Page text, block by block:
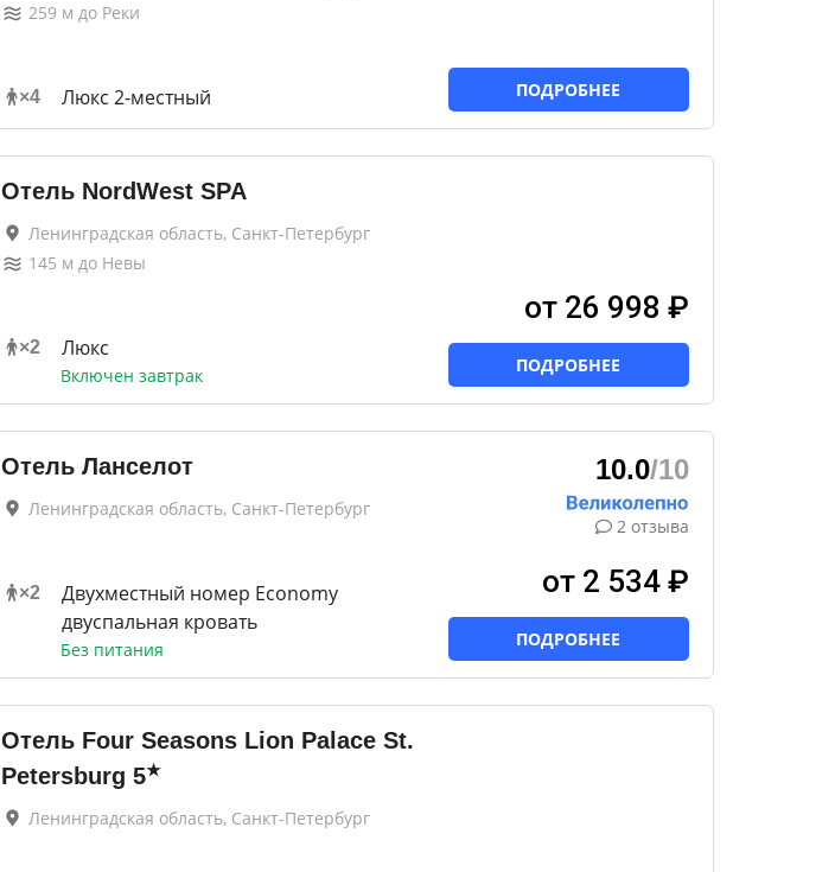
259 м до Реки
×4 Люкс 2-местный ПОДРОБНЕЕ
Отель NordWest SPA
Ленинградская область, Санкт-Петербург
145 м до Невы
×2 Люкс
Включен завтрак
от 26 998 ₽
ПОДРОБНЕЕ
Отель Ланселот
Ленинградская область, Санкт-Петербург
×2
Двухместный номер Economy
двуспальная кровать
Без питания
10.0/10
2 отзыва
от 2 534 ₽
ПОДРОБНЕЕ
Отель Four Seasons Lion Palace St.
Petersburg 5★
Ленинградская область, Санкт-Петербург